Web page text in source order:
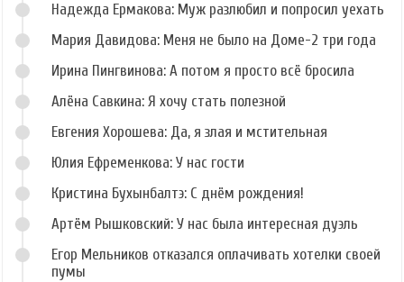
Надежда Ермакова: Муж разлюбил и попросил уехать
Мария Давидова: Меня не было на Доме-2 три года
Ирина Пингвинова: А потом я просто всё бросила
Алёна Савкина: Я хочу стать полезной
Евгения Хорошева: Да, я злая и мстительная
Юлия Ефременкова: У нас гости
Кристина Бухынбалтэ: С днём рождения!
Артём Рышковский: У нас была интересная дуэль
Егор Мельников отказался оплачивать хотелки своей
пумы